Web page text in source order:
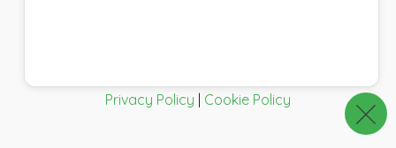
Privacy Policy
Cookie Policy